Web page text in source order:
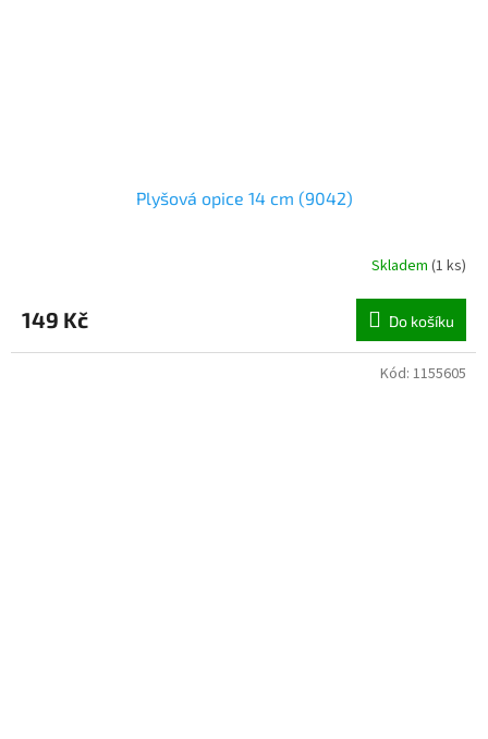
Plyšová opice 14 cm (9042)
Skladem (1 ks)
149 Kč Do košíku
Kód: 1155605